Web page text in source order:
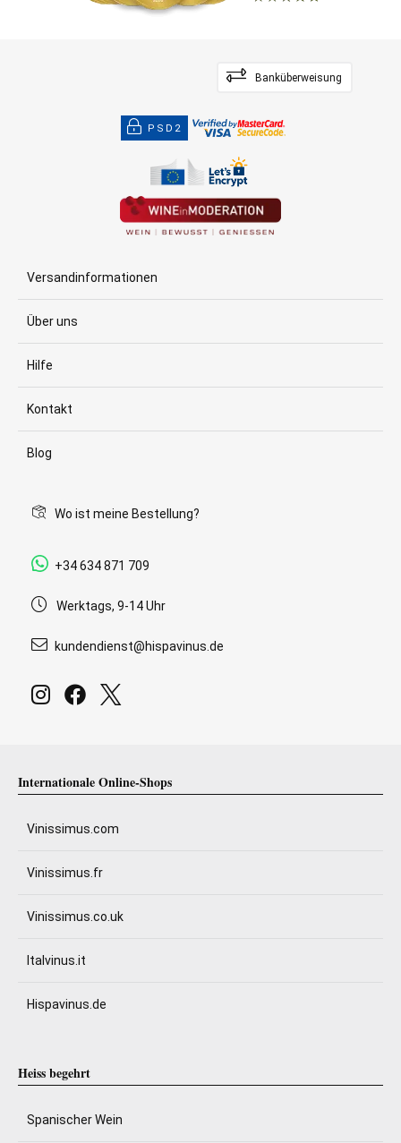
Banküberweisung
PSD2
Versandinformationen
Über uns
Hilfe
Kontakt
Blog
Wo ist meine Bestellung?
+34 634 871 709
Werktags, 9-14 Uhr
kundendienst@hispavinus.de
Internationale Online-Shops
Vinissimus.com
Vinissimus.fr
Vinissimus.co.uk
Italvinus.it
Hispavinus.de
Heiss begehrt
Spanischer Wein